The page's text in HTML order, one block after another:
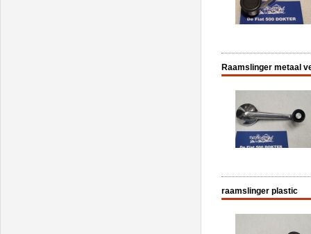
Raamslinger metaal
raamslinger plastic